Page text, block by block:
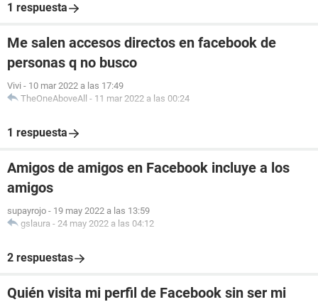
1 respuesta
Me salen accesos directos en facebook de
personas q no busco
Vivi - 10 mar 2022 a las 17:49
TheOneAboveAll - 11 mar 2022 a las 00:24
1 respuesta
Amigos de amigos en Facebook incluye a los
amigos
supayrojo - 19 may 2022 a las 13:59
gslaura - 24 may 2022 a las 04:12
2 respuestas
Quién visita mi perfil de Facebook sin ser mi